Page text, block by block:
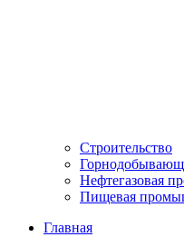
Строительство
Нефтегазовая
Пищевая
Главная